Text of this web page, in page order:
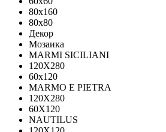
80x160
80x80
Декор
Мозаика
MARMI SICILIANI
120Х280
60x120
MARMO E PIETRA
120X280
60X120
NAUTILUS